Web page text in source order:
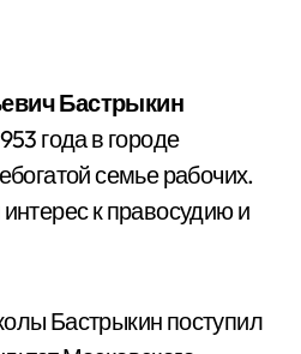
Бастрыкин
года в городе
семье рабочих.
к правосудию и
Бастрыкин поступил